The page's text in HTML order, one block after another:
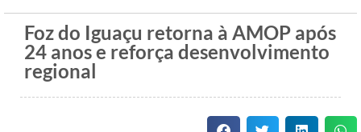
Foz do Iguaçu retorna à AMOP após
24 anos e reforça desenvolvimento
regional